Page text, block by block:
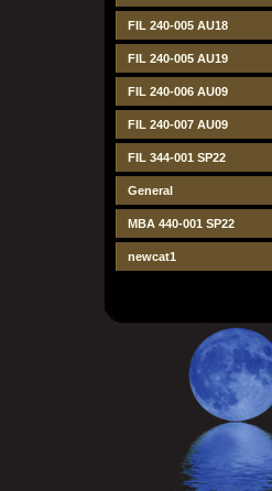
FIL 240-005 AU18
FIL 240-005 AU19
FIL 240-006 AU09
FIL 240-007 AU09
FIL 344-001 SP22
General
MBA 440-001 SP22
newcat1